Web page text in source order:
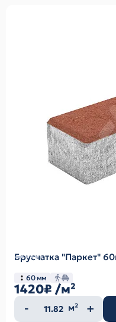
Брусчатка "Паркет"
60 мм
1420₽ /м²
Количество
товара
м²